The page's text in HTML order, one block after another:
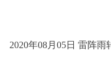
2020年08月05日 雷阵